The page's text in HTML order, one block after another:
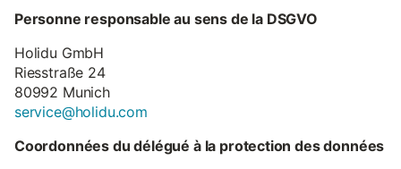
Personne responsable au sens de la DSGVO
Holidu GmbH
Riesstraße 24
80992 Munich
service@holidu.com
Coordonnées du délégué à la protection des données